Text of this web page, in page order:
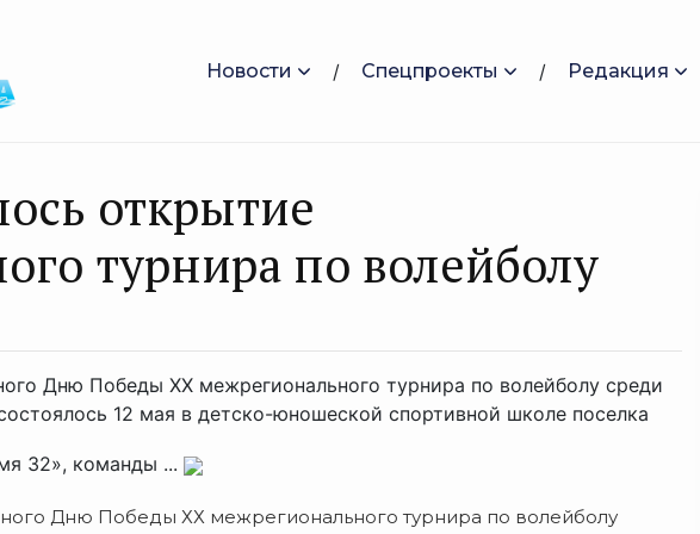
Новости Спецпроекты Редакция
открытие
турнира по волейболу
Дню Победы ХХ межрегионального турнира по волейболу среди
12 мая в детско-юношеской спортивной школе поселка
32», команды ...
Дню Победы ХХ межрегионального турнира по волейболу